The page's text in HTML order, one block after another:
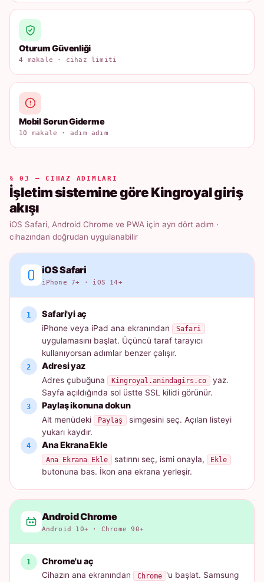
Oturum Güvenliği
4 makale · cihaz limiti
Mobil Sorun Giderme
10 makale · adım adım
§ 03 — CIHAZ ADIMLARI
İşletim sistemine göre Kingroyal giriş
akışı
iOS Safari, Android Chrome ve PWA için ayrı dört adım ·
cihazından doğrudan uygulanabilir
iOS Safari
iPhone 7+ · iOS 14+
Safari'yi aç
iPhone veya iPad ana ekranından Safari
uygulamasını başlat. Üçüncü taraf tarayıcı
kullanıyorsan adımlar benzer çalışır.
Adresi yaz
Adres çubuğuna Kingroyal.anindagirs.co
yaz.
Sayfa açıldığında sol üstte SSL kilidi görünür.
Paylaş ikonuna dokun
Alt menüdeki Paylaş
simgesini seç. Açılan listeyi
yukarı kaydır.
Ana Ekrana Ekle
Ana Ekrana Ekle satırını seç, ismi onayla, Ekle
butonuna bas. İkon ana ekrana yerleşir.
Android Chrome
Android 10+ · Chrome 90+
Chrome'u aç
Cihazın ana ekranından Chrome 'u başlat. Samsung